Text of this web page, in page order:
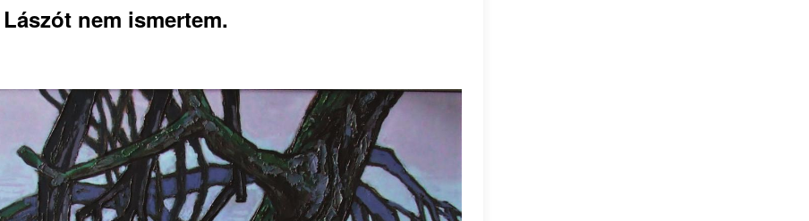
nem ismertem.